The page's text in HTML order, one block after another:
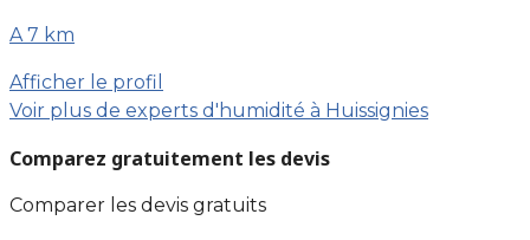
A 7 km
Afficher le profil
Voir plus de experts d'humidité à Huissignies
Comparez gratuitement les devis
Comparer les devis gratuits